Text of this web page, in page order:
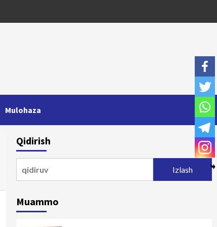
Mulohaza
Qidirish
Muammo